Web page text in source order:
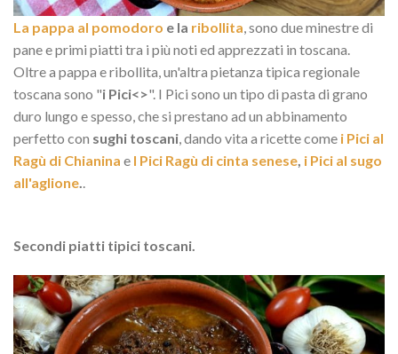
La pappa al pomodoro e la ribollita, sono due minestre di
pane e primi piatti tra i più noti ed apprezzati in toscana.
Oltre a pappa e ribollita, un'altra pietanza tipica regionale
toscana sono "i Pici<>". I Pici sono un tipo di pasta di grano
duro lungo e spesso, che si prestano ad un abbinamento
perfetto con sughi toscani, dando vita a ricette come i Pici al
Ragù di Chianina e I Pici Ragù di cinta senese, i Pici al sugo
all'aglione..
Secondi piatti tipici toscani.